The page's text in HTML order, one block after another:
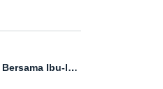
Ibu-Ibu
Mahasiswa